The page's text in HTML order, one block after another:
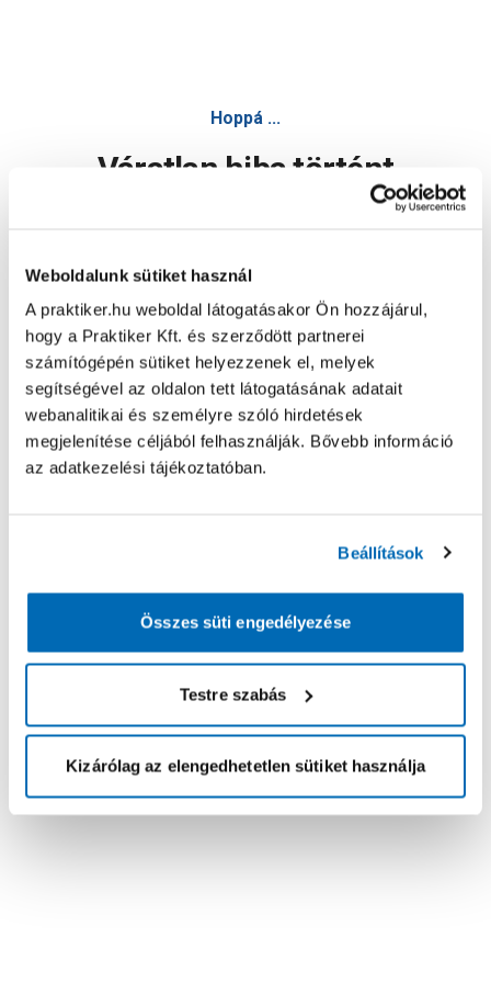
Weboldalunk sütiket használ
A praktiker.hu weboldal látogatásakor Ön hozzájárul,
hogy a Praktiker Kft. és szerződött partnerei
számítógépén sütiket helyezzenek el, melyek
segítségével az oldalon tett látogatásának adatait
webanalitikai és személyre szóló hirdetések
megjelenítése céljából felhasználják. Bővebb információ
az adatkezelési tájékoztatóban.
Beállítások
Összes süti engedélyezése
Testre szabás
Kizárólag az elengedhetetlen sütiket használja
Hoppá ...
Váratlan hiba történt
Oldal újratöltése